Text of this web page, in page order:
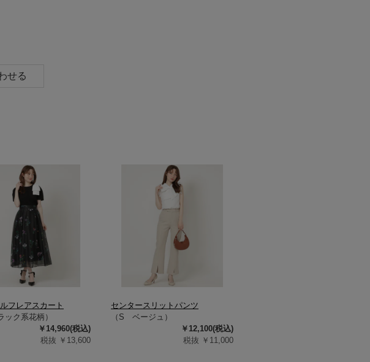
せる
フレアスカート
ック系花柄）
￥14,960(税込)
税抜 ￥13,600
センタースリットパンツ
（S ベージュ）
￥12,100(税込)
税抜 ￥11,000